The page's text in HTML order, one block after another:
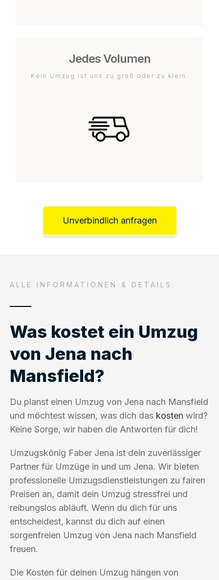
Jedes Volumen
Kein Umzug ist uns zu groß oder zu klein.
Unverbindlich anfragen
ALLE INFORMATIONEN & DETAILS
Was kostet ein Umzug
von Jena nach
Mansfield?
Du planst einen Umzug von Jena nach Mansfield
und möchtest wissen, was dich das kosten wird?
Keine Sorge, wir haben die Antworten für dich!
Umzugskönig Faber Jena ist dein zuverlässiger
Partner für Umzüge in und um Jena. Wir bieten
professionelle Umzugsdienstleistungen zu fairen
Preisen an, damit dein Umzug stressfrei und
reibungslos abläuft. Wenn du dich für uns
entscheidest, kannst du dich auf einen
sorgenfreien Umzug von Jena nach Mansfield
freuen.
Die Kosten für deinen Umzug hängen von